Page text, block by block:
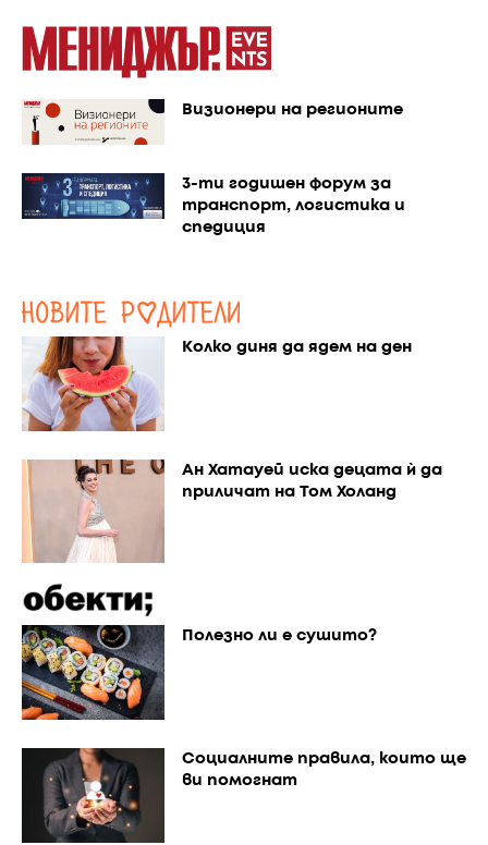
Визионери на регионите
3-ти годишен форум за
транспорт, логистика и
спедиция
Колко диня да ядем на ден
Ан Хатауей иска децата ѝ да
приличат на Том Холанд
Полезно ли е сушито?
Социалните правила, които ще
ви помогнат